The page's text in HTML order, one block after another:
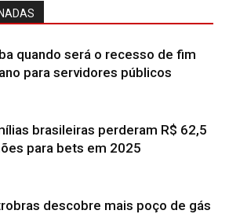
quando será o recesso de fim
para servidores públicos
brasileiras perderam R$ 62,5
para bets em 2025
descobre mais poço de gás